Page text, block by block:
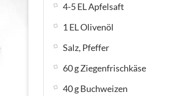
4-5 EL Apfelsaft
1 EL Olivenöl
Salz, Pfeffer
60 g Ziegenfrischkäse
40 g Buchweizen